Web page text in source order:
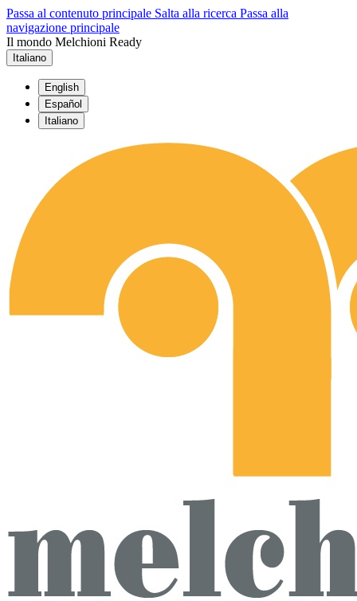
Passa al contenuto principale Salta alla ricerca Passa alla
navigazione principale
Il mondo Melchioni Ready
Italiano
English
Español
Italiano